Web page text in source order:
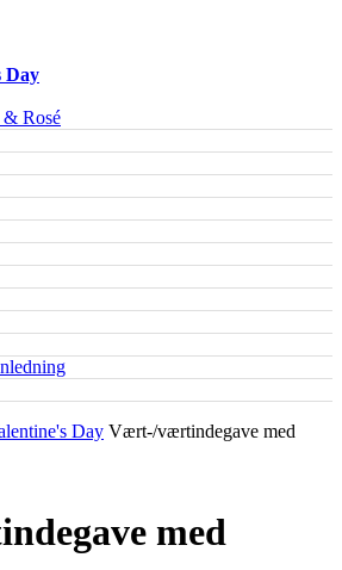
Day
Rosé
Day Vært-/værtindegave med
med